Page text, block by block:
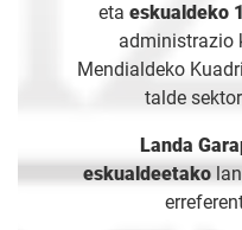
eta eskualdeko
administrazio
Mendialdeko
talde
Landa
eskualdeetako